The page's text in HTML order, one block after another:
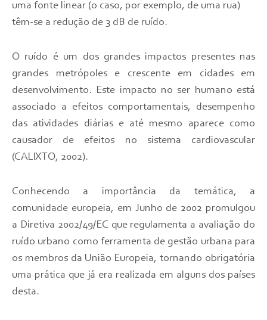
uma fonte linear (o caso, por exemplo, de uma rua)
têm-se a redução de 3 dB de ruído.
O ruído é um dos grandes impactos presentes nas
grandes metrópoles e crescente em cidades em
desenvolvimento. Este impacto no ser humano está
associado a efeitos comportamentais, desempenho
das atividades diárias e até mesmo aparece como
causador de efeitos no sistema cardiovascular
(CALIXTO, 2002).
Conhecendo a importância da temática, a
comunidade europeia, em Junho de 2002 promulgou
a Diretiva 2002/49/EC que regulamenta a avaliação do
ruído urbano como ferramenta de gestão urbana para
os membros da União Europeia, tornando obrigatória
uma prática que já era realizada em alguns dos países
desta.